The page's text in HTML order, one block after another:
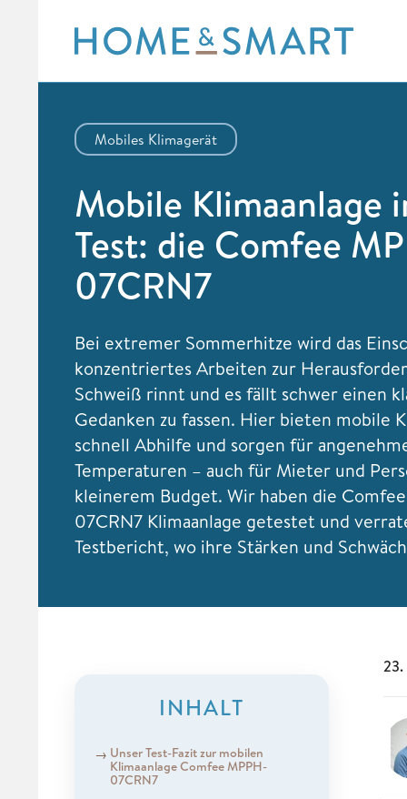
content
Mobiles Klimagerät
Mobile Klimaanlage
Test: die Comfee
07CRN7
Bei extremer Sommerhitze wird das
konzentriertes Arbeiten zur
Schweiß rinnt und es fällt schwer einen
Gedanken zu fassen. Hier bieten mobile
schnell Abhilfe und sorgen für
Temperaturen – auch für Mieter und
kleinerem Budget. Wir haben die
07CRN7 Klimaanlage getestet und
Testbericht, wo ihre Stärken und
INHALT
Unser Test-Fazit zur mobilen
Klimaanlage Comfee MPPH-
07CRN7